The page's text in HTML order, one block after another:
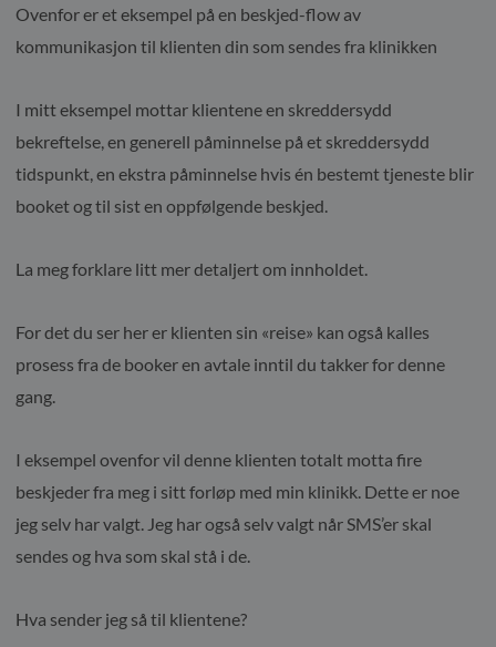
Ovenfor er et eksempel på en beskjed-flow av
kommunikasjon til klienten din som sendes fra klinikken
I mitt eksempel mottar klientene en skreddersydd
bekreftelse, en generell påminnelse på et skreddersydd
tidspunkt, en ekstra påminnelse hvis én bestemt tjeneste blir
booket og til sist en oppfølgende beskjed.
La meg forklare litt mer detaljert om innholdet.
For det du ser her er klienten sin «reise» kan også kalles
prosess fra de booker en avtale inntil du takker for denne
gang.
I eksempel ovenfor vil denne klienten totalt motta fire
beskjeder fra meg i sitt forløp med min klinikk. Dette er noe
jeg selv har valgt. Jeg har også selv valgt når SMS’er skal
sendes og hva som skal stå i de.
Hva sender jeg så til klientene?